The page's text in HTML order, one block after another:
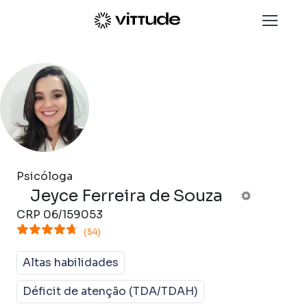
Psicóloga
Jeyce Ferreira de Souza
CRP 06/159053
(54)
Altas habilidades
Déficit de atenção (TDA/TDAH)